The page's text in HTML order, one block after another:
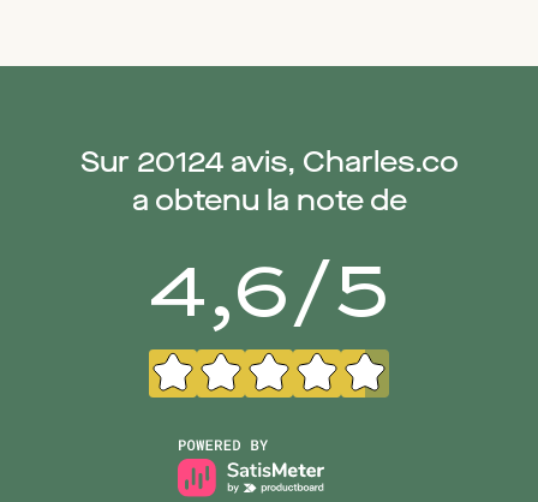
Sur 20124 avis, Charles.co
a obtenu la note de
4,6/5